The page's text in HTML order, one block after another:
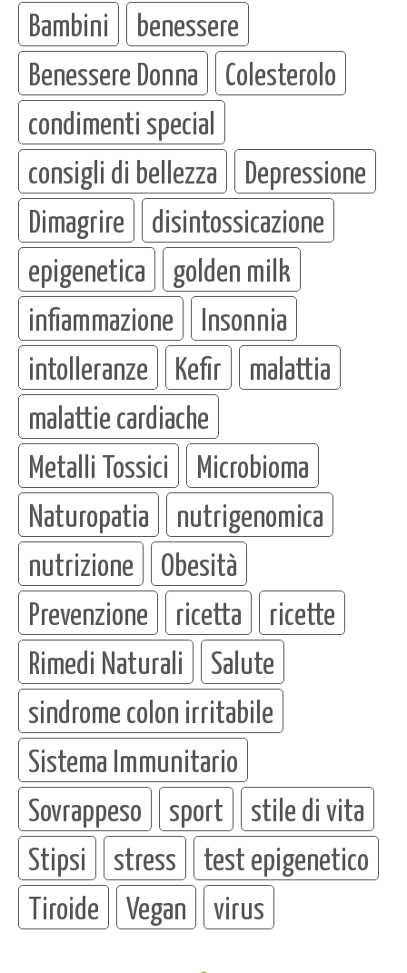
Bambini
benessere
Benessere Donna
Colesterolo
condimenti special
consigli di bellezza
Depressione
Dimagrire
disintossicazione
epigenetica
golden milk
infiammazione
Insonnia
intolleranze
Kefir
malattia
malattie cardiache
Metalli Tossici
Microbioma
Naturopatia
nutrigenomica
nutrizione
Obesità
Prevenzione
ricetta
ricette
Rimedi Naturali
Salute
sindrome colon irritabile
Sistema Immunitario
Sovrappeso
sport
stile di vita
Stipsi
stress
test epigenetico
Tiroide
Vegan virus